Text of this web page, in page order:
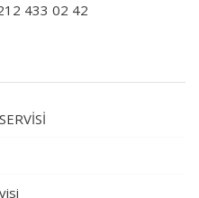
433 02 42